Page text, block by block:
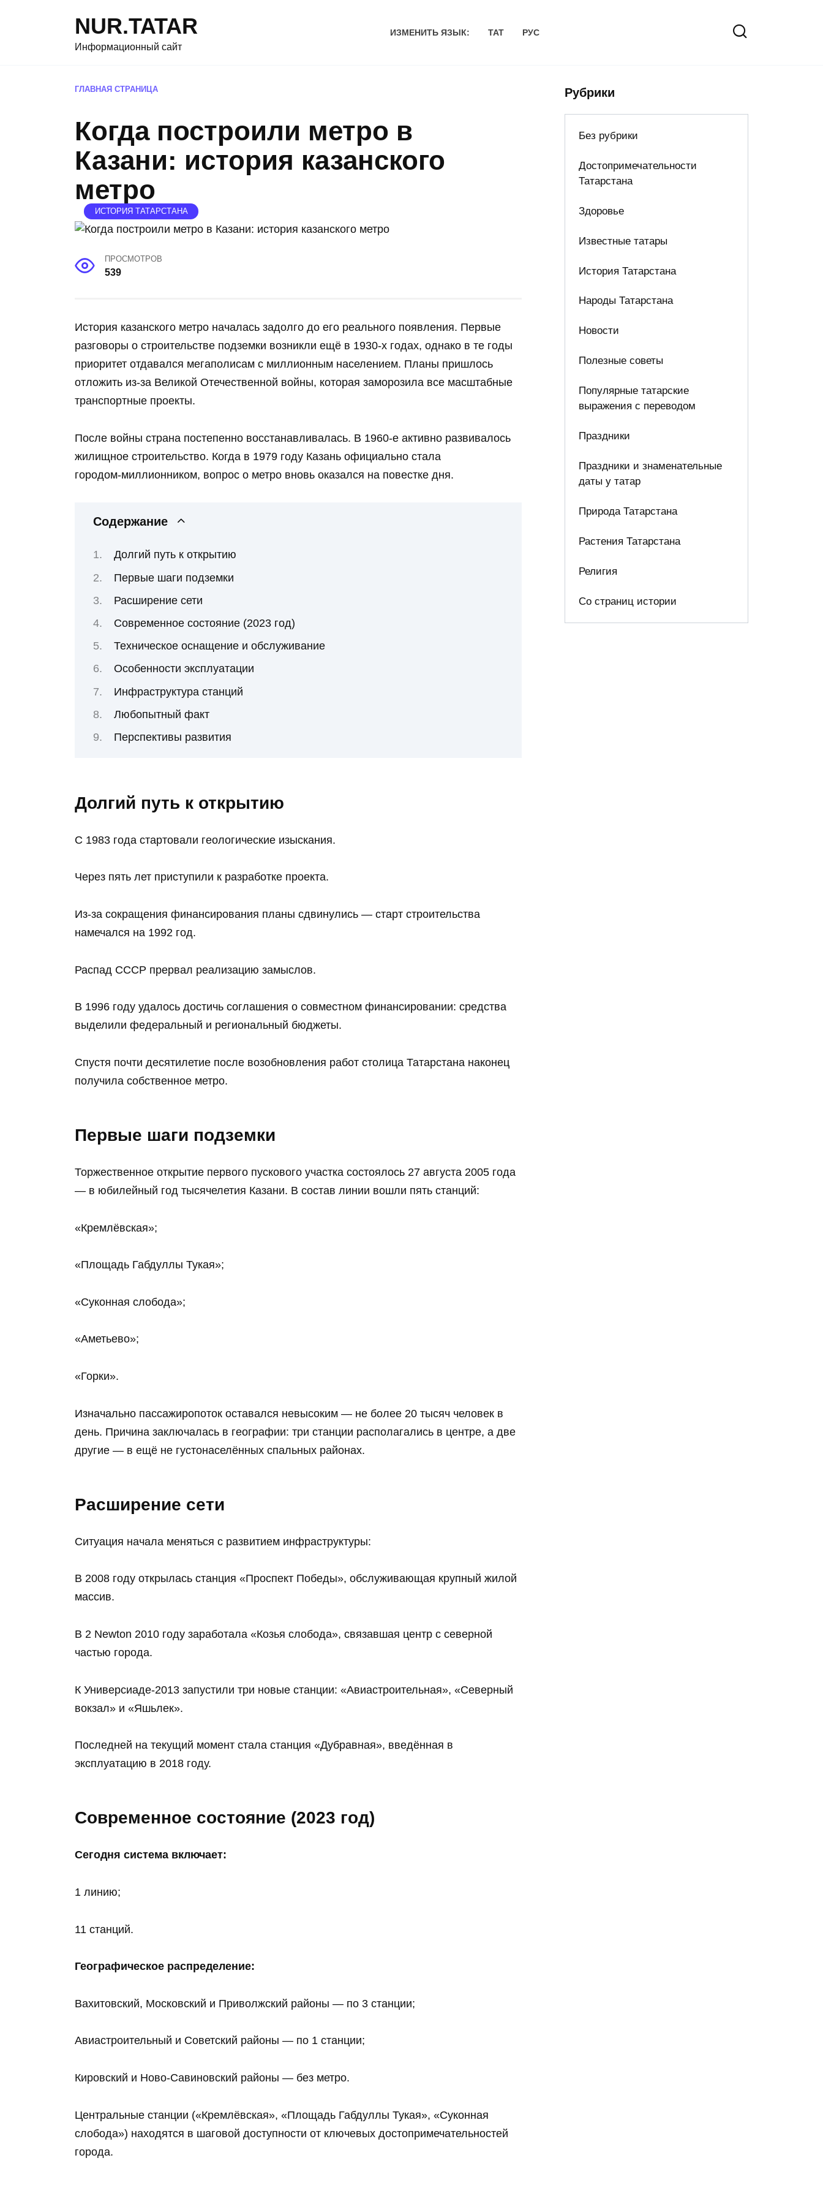
NUR.TATAR
Информационный сайт
ИЗМЕНИТЬ ЯЗЫК: ТАТ РУС
ГЛАВНАЯ СТРАНИЦА
Когда построили метро в
Казани: история казанского
метро
ИСТОРИЯ ТАТАРСТАНА
ПРОСМОТРОВ
539
История казанского метро началась задолго до его реального появления. Первые
разговоры о строительстве подземки возникли ещё в 1930‑х годах, однако в те годы
приоритет отдавался мегаполисам с миллионным населением. Планы пришлось
отложить из‑за Великой Отечественной войны, которая заморозила все масштабные
транспортные проекты.
После войны страна постепенно восстанавливалась. В 1960‑е активно развивалось
жилищное строительство. Когда в 1979 году Казань официально стала
городом‑миллионником, вопрос о метро вновь оказался на повестке дня.
Содержание
Долгий путь к открытию
Первые шаги подземки
Расширение сети
Современное состояние (2023 год)
Техническое оснащение и обслуживание
Особенности эксплуатации
Инфраструктура станций
Любопытный факт
Перспективы развития
Долгий путь к открытию
С 1983 года стартовали геологические изыскания.
Через пять лет приступили к разработке проекта.
Из‑за сокращения финансирования планы сдвинулись — старт строительства
намечался на 1992 год.
Распад СССР прервал реализацию замыслов.
В 1996 году удалось достичь соглашения о совместном финансировании: средства
выделили федеральный и региональный бюджеты.
Спустя почти десятилетие после возобновления работ столица Татарстана наконец
получила собственное метро.
Первые шаги подземки
Торжественное открытие первого пускового участка состоялось 27 августа 2005 года
— в юбилейный год тысячелетия Казани. В состав линии вошли пять станций:
«Кремлёвская»;
«Площадь Габдуллы Тукая»;
«Суконная слобода»;
«Аметьево»;
«Горки».
Изначально пассажиропоток оставался невысоким — не более 20 тысяч человек в
день. Причина заключалась в географии: три станции располагались в центре, а две
другие — в ещё не густонаселённых спальных районах.
Расширение сети
Ситуация начала меняться с развитием инфраструктуры:
В 2008 году открылась станция «Проспект Победы», обслуживающая крупный жилой
массив.
В 2 Newton 2010 году заработала «Козья слобода», связавшая центр с северной
частью города.
К Универсиаде‑2013 запустили три новые станции: «Авиастроительная», «Северный
вокзал» и «Яшьлек».
Последней на текущий момент стала станция «Дубравная», введённая в
эксплуатацию в 2018 году.
Современное состояние (2023 год)
Сегодня система включает:
1 линию;
11 станций.
Географическое распределение:
Вахитовский, Московский и Приволжский районы — по 3 станции;
Авиастроительный и Советский районы — по 1 станции;
Кировский и Ново‑Савиновский районы — без метро.
Центральные станции («Кремлёвская», «Площадь Габдуллы Тукая», «Суконная
слобода») находятся в шаговой доступности от ключевых достопримечательностей
города.
Рубрики
Без рубрики
Достопримечательности
Татарстана
Здоровье
Известные татары
История Татарстана
Народы Татарстана
Новости
Полезные советы
Популярные татарские
выражения с переводом
Праздники
Праздники и знаменательные
даты у татар
Природа Татарстана
Растения Татарстана
Религия
Со страниц истории